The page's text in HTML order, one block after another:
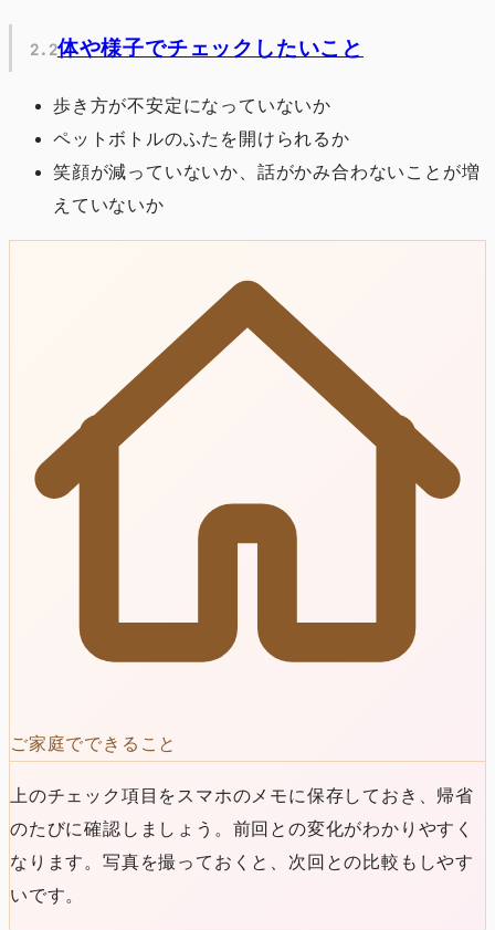
体や様子でチェックしたいこと
歩き方が不安定になっていないか
ペットボトルのふたを開けられるか
笑顔が減っていないか、話がかみ合わないことが増
えていないか
ご家庭でできること
上のチェック項目をスマホのメモに保存しておき、帰省
のたびに確認しましょう。前回との変化がわかりやすく
なります。写真を撮っておくと、次回との比較もしやす
いです。